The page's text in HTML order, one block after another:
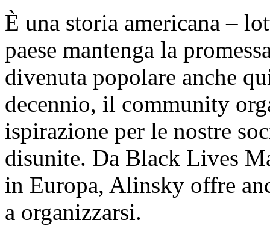
È una storia americana –
paese mantenga la
divenuta popolare anche
decennio, il community
ispirazione per le nostre
disunite. Da Black Lives
in Europa, Alinsky offre
a organizzarsi.